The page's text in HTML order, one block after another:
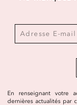
En renseignant votre
dernières actualités par